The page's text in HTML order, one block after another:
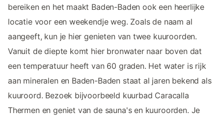
bereiken en het maakt Baden-Baden ook een heerlijke
locatie voor een weekendje weg. Zoals de naam al
aangeeft, kun je hier genieten van twee kuuroorden.
Vanuit de diepte komt hier bronwater naar boven dat
een temperatuur heeft van 60 graden. Het water is rijk
aan mineralen en Baden-Baden staat al jaren bekend als
kuuroord. Bezoek bijvoorbeeld kuurbad Caracalla
Thermen en geniet van de sauna's en kuuroorden. Je